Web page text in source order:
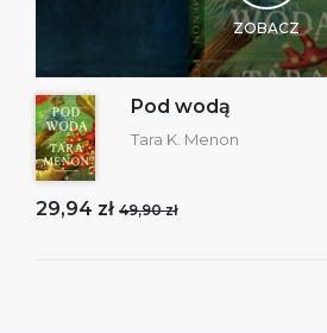
ZOBACZ
Pod wodą
Tara K. Menon
29,94 zł 49,90 zł